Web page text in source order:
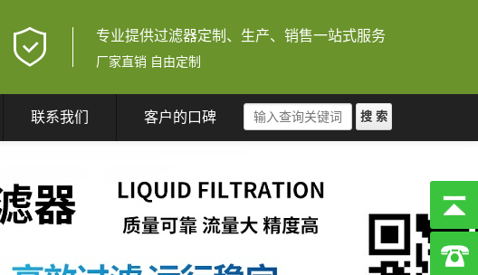
专业提供过滤器定制、生产、销售一站式服务
厂家直销 自由定制
联系我们 客户的口碑